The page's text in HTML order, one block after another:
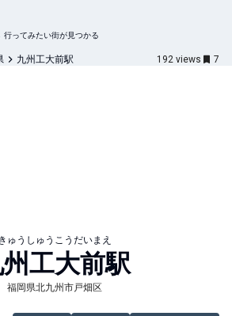
ってみたい街が見つかる
九州工大前駅 192 views 7
ゅうしゅうこうだいまえ
工大前駅
福岡県北九州市戸畑区